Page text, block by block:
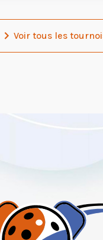
Voir tous les